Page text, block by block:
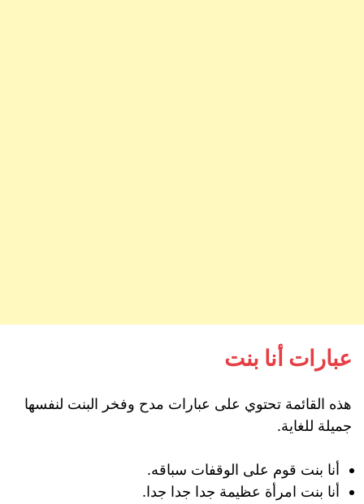
عبارات أنا بنت
هذه القائمة تحتوي على عبارات مدح وفخر البنت لنفسها
جميلة للغاية.
أنا بنت قوم على الوقفات سباقه.
أنا بنت امرأة عظيمة جدا جدا جدا.